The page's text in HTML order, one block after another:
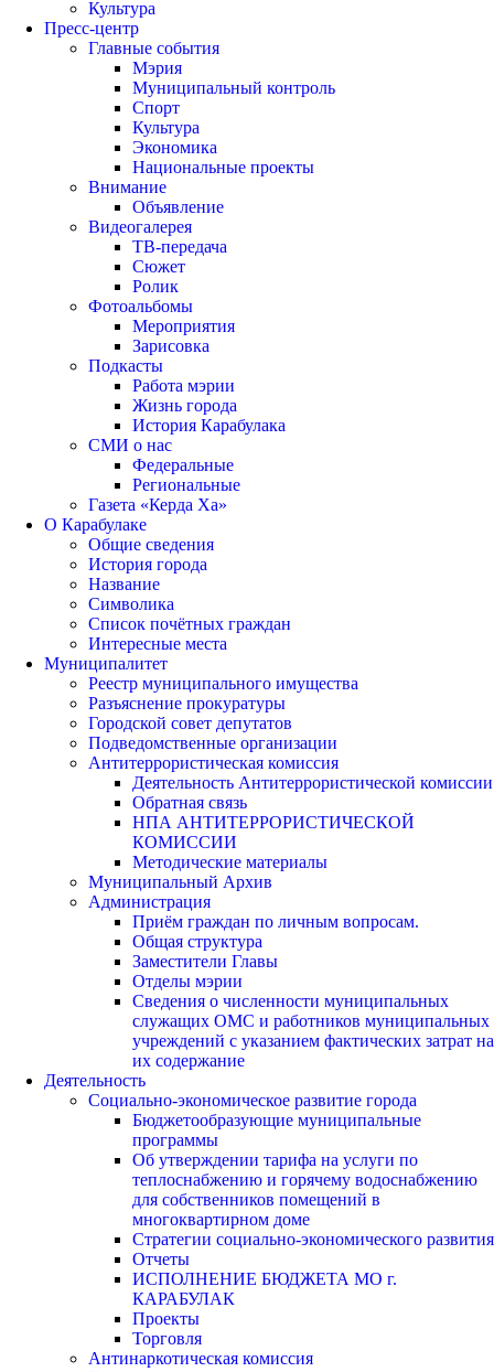
Культура
Пресс-центр
Главные события
Мэрия
Муниципальный контроль
Спорт
Культура
Экономика
Национальные проекты
Внимание
Объявление
Видеогалерея
ТВ-передача
Сюжет
Ролик
Фотоальбомы
Мероприятия
Зарисовка
Подкасты
Работа мэрии
Жизнь города
История Карабулака
СМИ о нас
Федеральные
Региональные
Газета «Керда Ха»
О Карабулаке
Общие сведения
История города
Название
Символика
Список почётных граждан
Интересные места
Муниципалитет
Реестр муниципального имущества
Разъяснение прокуратуры
Городской совет депутатов
Подведомственные организации
Антитеррористическая комиссия
Деятельность Антитеррористической комиссии
Обратная связь
НПА АНТИТЕРРОРИСТИЧЕСКОЙ
КОМИССИИ
Методические материалы
Муниципальный Архив
Администрация
Приём граждан по личным вопросам.
Общая структура
Заместители Главы
Отделы мэрии
Сведения о численности муниципальных
служащих ОМС и работников муниципальных
учреждений с указанием фактических затрат на
их содержание
Деятельность
Социально-экономическое развитие города
Бюджетообразующие муниципальные
программы
Об утверждении тарифа на услуги по
теплоснабжению и горячему водоснабжению
для собственников помещений в
многоквартирном доме
Стратегии социально-экономического развития
Отчеты
ИСПОЛНЕНИЕ БЮДЖЕТА МО г.
КАРАБУЛАК
Проекты
Торговля
Антинаркотическая комиссия